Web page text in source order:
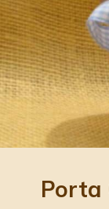
Porta